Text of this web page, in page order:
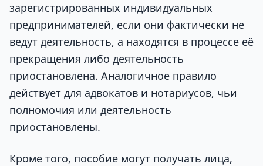
зарегистрированных индивидуальных
предпринимателей, если они фактически не
ведут деятельность, а находятся в процессе её
прекращения либо деятельность
приостановлена. Аналогичное правило
действует для адвокатов и нотариусов, чьи
полномочия или деятельность
приостановлены.
Кроме того, пособие могут получать лица,